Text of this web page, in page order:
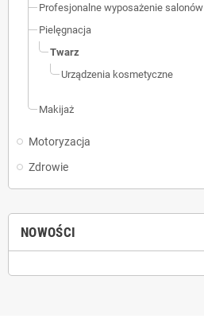
Profesjonalne wyposażenie salonów
Pielęgnacja
Twarz
Urządzenia kosmetyczne
Makijaż
Motoryzacja
Zdrowie
NOWOŚCI